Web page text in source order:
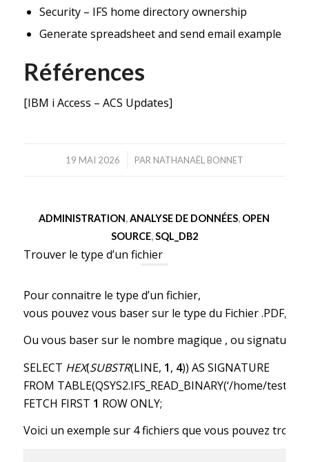
Security – IFS home directory ownership
Generate spreadsheet and send email example
Références
[IBM i Access – ACS Updates]
19 MAI 2026
/ PAR NATHANAËL BONNET
ADMINISTRATION,ANALYSE DE DONNÉES, OPEN
SOURCE,SQL_DB2
Trouver le type d’un fichier
Pour connaitre le type d’un fichier,
vous pouvez vous baser sur le type du Fichier .PDF,
Ou vous baser sur le nombre magique , ou signature
SELECT HEX(SUBSTR(LINE, 1, 4)) AS SIGNATURE
FROM TABLE(QSYS2.IFS_READ_BINARY(‘/home/
FETCH FIRST 1 ROW ONLY;
Voici un exemple sur 4 fichiers que vous pouvez